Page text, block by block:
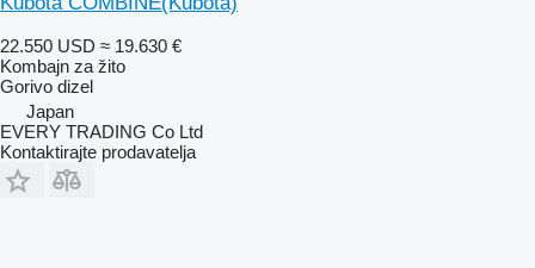
22.550 USD ≈ 19.630 €
Kombajn za žito
Gorivo dizel
Japan
EVERY TRADING Co Ltd
Kontaktirajte prodavatelja